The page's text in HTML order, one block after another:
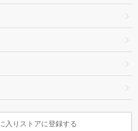
入りストアに登録する